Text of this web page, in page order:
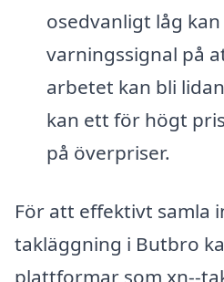
osedvanligt låg
varningssignal på
arbetet kan bli
kan ett för högt
på överpriser.
För att effektivt samla
takläggning i Butbro
plattformar som xn--